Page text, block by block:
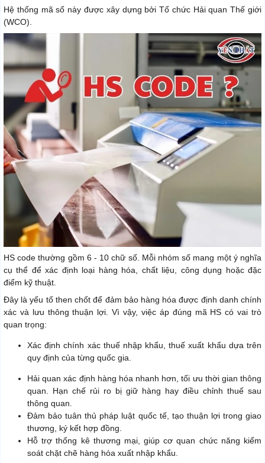
Hệ thống mã số này được xây dựng bởi Tổ chức Hải quan Thế giới
(WCO).
HS code thường gồm 6 - 10 chữ số. Mỗi nhóm số mang một ý nghĩa
cụ thể để xác định loại hàng hóa, chất liệu, công dụng hoặc đặc
điểm kỹ thuật.
Đây là yếu tố then chốt để đảm bảo hàng hóa được định danh chính
xác và lưu thông thuận lợi. Vì vậy, việc áp đúng mã HS có vai trò
quan trọng:
Xác định chính xác thuế nhập khẩu, thuế xuất khẩu dựa trên
quy định của từng quốc gia.
Hải quan xác định hàng hóa nhanh hơn, tối ưu thời gian thông
quan. Hạn chế rủi ro bị giữ hàng hay điều chỉnh thuế sau
thông quan.
Đảm bảo tuân thủ pháp luật quốc tế, tạo thuận lợi trong giao
thương, ký kết hợp đồng.
Hỗ trợ thống kê thương mại, giúp cơ quan chức năng kiểm
soát chặt chẽ hàng hóa xuất nhập khẩu.